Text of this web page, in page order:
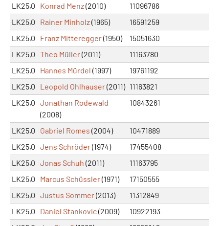
LK25,0
Konrad Menz(2010)
11096786
LK25,0
Rainer Minholz(1965)
16591259
LK25,0
Franz Mitteregger(1950)
15051630
LK25,0 Theo Müller(2011)
11163780
LK25,0
Hannes Mürdel (1997)
19761192
LK25,0
Leopold Ohlhauser(2011) 11163821
LK25,0 Jonathan Rodewald
(2008)
10843261
LK25,0 Gabriel Romes (2004)
10471889
LK25,0 Jens Schröder(1974)
17455408
LK25,0 Jonas Schuh (2011)
11163795
LK25,0
Marcus Schüssler(1971)
17150555
LK25,0 Justus Sommer(2013)
11312849
LK25,0
Daniel Stankovic(2009)
10922193